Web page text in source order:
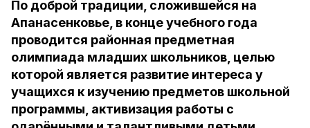
По доброй традиции, сложившейся на
Апанасенковье, в конце учебного года
проводится районная предметная
олимпиада младших школьников, целью
которой является развитие интереса у
учащихся к изучению предметов школьной
программы, активизация работы с